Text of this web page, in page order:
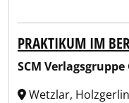
PRAKTIKUM IM
SCM Verlagsgruppe
Wetzlar,